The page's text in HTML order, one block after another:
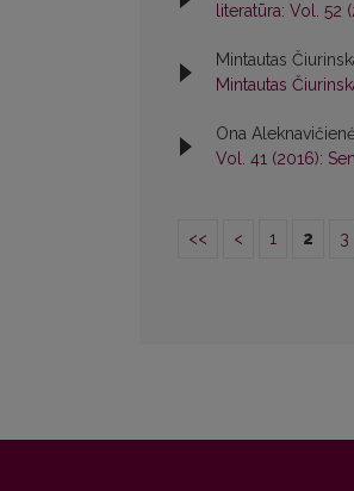
literatūra: Vol. 52
Mintautas
Mintautas
Ona
Vol. 41 (2016):
<< < 1 2 3